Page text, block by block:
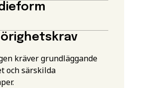
kräver grundläggande
och särskilda